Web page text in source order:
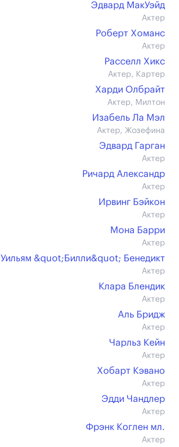
Эдвард МакУэйд
Актер
Роберт Хоманс
Актер
Расселл Хикс
Актер, Картер
Харди Олбрайт
Актер, Милтон
Изабель Ла Мэл
Актер, Жозефина
Эдвард Гарган
Актер
Ричард Александр
Актер
Ирвинг Бэйкон
Актер
Мона Барри
Актер
Уильям &quot;Билли&quot; Бенедикт
Актер
Клара Блендик
Актер
Аль Бридж
Актер
Чарльз Кейн
Актер
Хобарт Кэвано
Актер
Эдди Чандлер
Актер
Фрэнк Коглен мл.
Актер